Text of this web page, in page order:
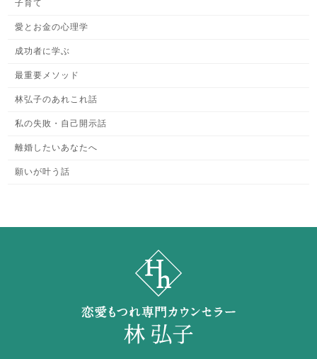
子育て
愛とお金の心理学
成功者に学ぶ
最重要メソッド
林弘子のあれこれ話
私の失敗・自己開示話
離婚したいあなたへ
願いが叶う話